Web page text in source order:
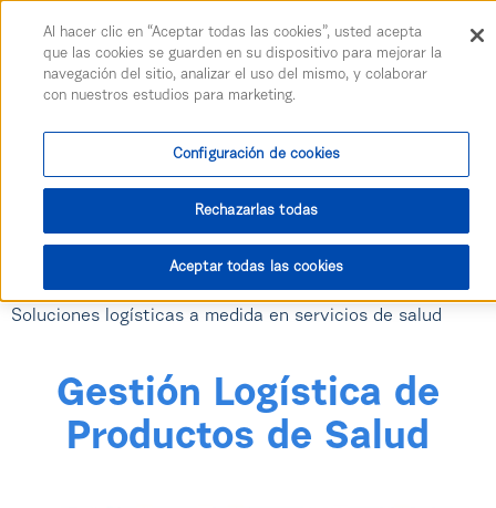
Saltar al contenido principal
Soluciones logísticas a medida en servicios de salud
Gestión Logística de
Productos de Salud
Al hacer clic en “Aceptar todas las cookies”, usted acepta
que las cookies se guarden en su dispositivo para mejorar la
navegación del sitio, analizar el uso del mismo, y colaborar
con nuestros estudios para marketing.
Configuración de cookies
Rechazarlas todas
Aceptar todas las cookies